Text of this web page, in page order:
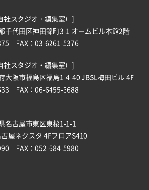
社スタジオ・編集室）]
千代田区神田錦町3-1 オームビル本館2階
FAX：03-6261-5376
社スタジオ・編集室）]
大阪市福島区福島1-4-40 JBSL梅田ビル 4F
FAX：06-6455-3688
名古屋市東区東桜1-1-1
屋ネクスタ 4FフロアS410
FAX：052-684-5980